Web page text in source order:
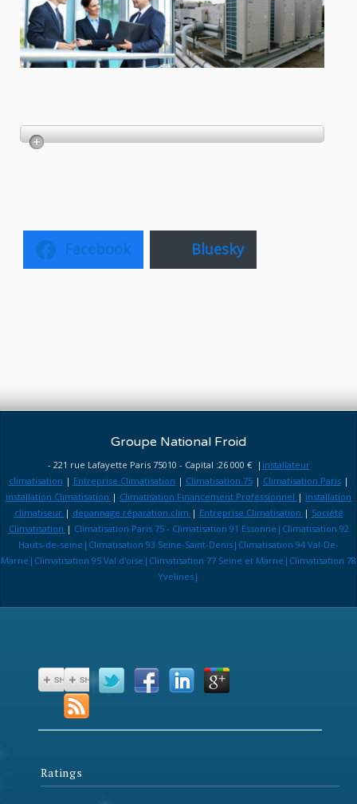
Facebook Bluesky
Groupe National Froid
- 221 rue Lafayette Paris 75010 - Capital :26 000 € | installateur
climatisation | Entreprise Climatisation | Climatisation 75| Climatisation Paris|
installation Climatisation | Climatisation Financement Professionnel | installation
climatiseur | depannage réparation clim | Entreprise Climatisation | Société
Climatisation | Climatisation Paris 75 - Climatisation 91 Essonne|Climatisation 92
Hauts-de-seine|Climatisation 93 Seine-Saint-Denis|Climatisation 94 Val-De-
Marne|Climatisation 95 Val d'oise|Climatisation 77 Seine et Marne|Climatisation 78
Yvelines|
Ratings